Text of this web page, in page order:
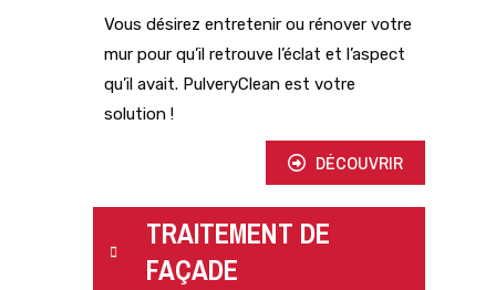
Vous désirez entretenir ou rénover votre
mur pour qu’il retrouve l’éclat et l’aspect
qu’il avait. PulveryClean est votre
solution !
DÉCOUVRIR
TRAITEMENT DE
FAÇADE